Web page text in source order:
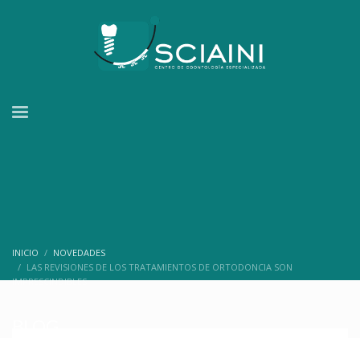
INICIO
NOVEDADES
LAS REVISIONES DE LOS TRATAMIENTOS DE ORTODONCIA SON
IMPRESCINDIBLES